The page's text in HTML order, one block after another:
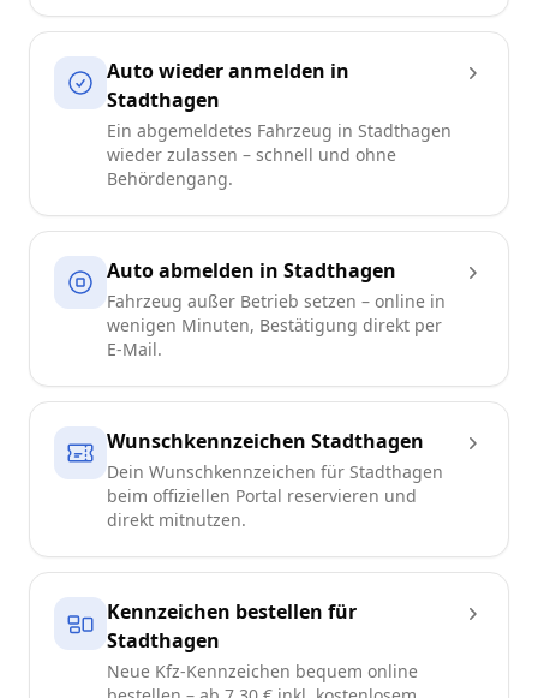
Auto wieder anmelden in
Stadthagen
Ein abgemeldetes Fahrzeug in Stadthagen
wieder zulassen – schnell und ohne
Behördengang.
Auto abmelden in Stadthagen
Fahrzeug außer Betrieb setzen – online in
wenigen Minuten, Bestätigung direkt per
E-Mail.
Wunschkennzeichen Stadthagen
Dein Wunschkennzeichen für Stadthagen
beim offiziellen Portal reservieren und
direkt mitnutzen.
Kennzeichen bestellen für
Stadthagen
Neue Kfz-Kennzeichen bequem online